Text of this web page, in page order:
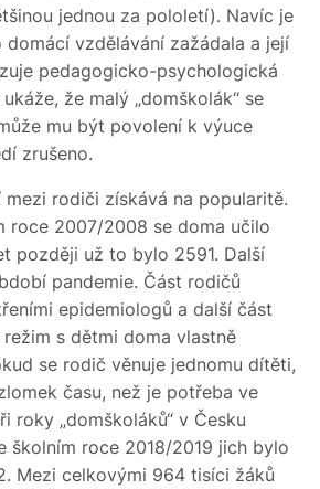
jednou za pololetí). Navíc je
vzdělávání zažádala a její
pedagogicko-psychologická
že malý „domškolák“ se
mu být povolení k výuce
zrušeno.
mezi rodiči získává na popularitě.
roce 2007/2008 se doma učilo
později už to bylo 2591. Další
pandemie. Část rodičů
epidemiologů a další část
s dětmi doma vlastně
se rodič věnuje jednomu dítěti,
času, než je potřeba ve
roky „domškoláků“ v Česku
školním roce 2018/2019 jich bylo
Mezi celkovými 964 tisíci žáků